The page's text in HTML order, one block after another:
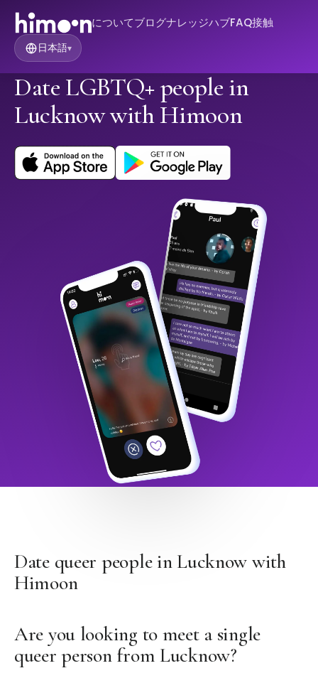
についてブログナレッジハブFAQ接触
日本語▾
Date LGBTQ+ people in
Lucknow with Himoon
Date queer people in Lucknow with
Himoon
Are you looking to meet a single
queer person from Lucknow?